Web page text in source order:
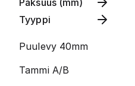
Paksuus (mm)
Tyyppi
Puulevy 40mm
Tammi A/B